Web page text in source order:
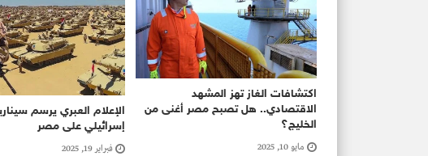
اكتشافات الغاز تهز المشهد
الاقتصادي.. هل تصبح مصر أغنى من
الخليج؟
مايو 10, 2025
الإعلام العبري يرسم
إسرائيلي على مصر
فبراير 19, 2025